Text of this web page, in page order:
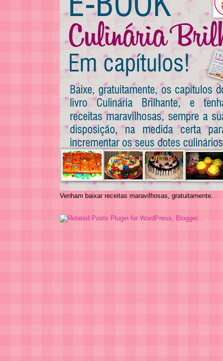
Venham baixar receitas maravilhosas, gratuitamente.